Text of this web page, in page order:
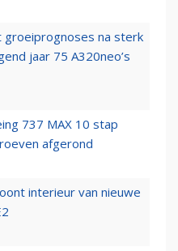
groeiprognoses na sterk
jaar 75 A320neo’s
737 MAX 10 stap
afgerond
interieur van nieuwe